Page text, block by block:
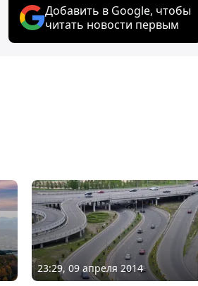
Добавить в Google, чтобы
читать новости первым
23:29, 09 апреля 2014